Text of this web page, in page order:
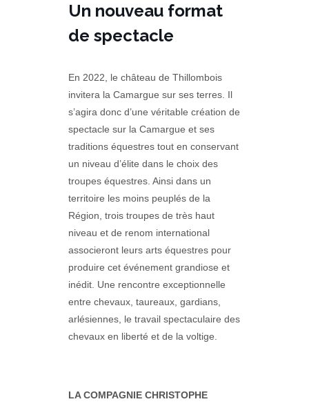
Un nouveau format
de spectacle
En 2022, le château de Thillombois
invitera la Camargue sur ses terres. Il
s’agira donc d’une véritable création de
spectacle sur la Camargue et ses
traditions équestres tout en conservant
un niveau d’élite dans le choix des
troupes équestres. Ainsi dans un
territoire les moins peuplés de la
Région, trois troupes de très haut
niveau et de renom international
associeront leurs arts équestres pour
produire cet événement grandiose et
inédit. Une rencontre exceptionnelle
entre chevaux, taureaux, gardians,
arlésiennes, le travail spectaculaire des
chevaux en liberté et de la voltige.
LA COMPAGNIE CHRISTOPHE